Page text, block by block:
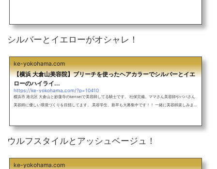
ッド系カラー！ミル...
シルバーとイエローがオシャレ！
ke-yokohama.com
【横浜 大倉山美容院】ブリーチを使ったヘアカラーでシルバーとイエ
ローのハイライ...
https://ke-yokohama.com/?p=10410
横浜市 港北区 大倉山と妙蓮寺のkenseiで美容師してる騎士です。 社保完備。ママさん美容師やパパさん
美容師に優しい環境づくりを目指してます。 美容学生、新卒も大募集中です！！ 一緒に美容師楽しみまし
すとで丸みのある縮毛矯正をしたい！ 超絶お待ちしてます！ メンズも大歓迎！バレイヤージュを使ったレ
ッド系カラー！ミル...
ウルフスタイルとアッシュベージュ！
ke-yokohama.com